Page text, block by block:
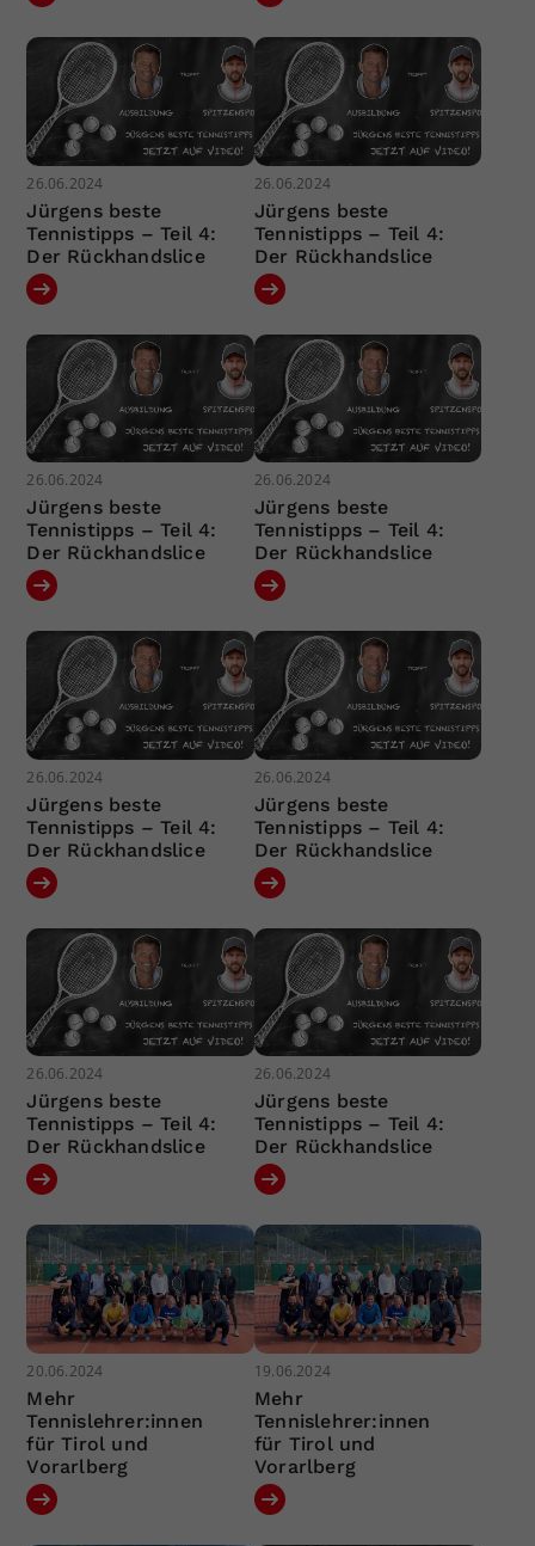
26.06.2024
Jürgens beste
Tennistipps – Teil 4:
Der Rückhandslice
26.06.2024
Jürgens beste
Tennistipps – Teil 4:
Der Rückhandslice
26.06.2024
Jürgens beste
Tennistipps – Teil 4:
Der Rückhandslice
26.06.2024
Jürgens beste
Tennistipps – Teil 4:
Der Rückhandslice
26.06.2024
Jürgens beste
Tennistipps – Teil 4:
Der Rückhandslice
26.06.2024
Jürgens beste
Tennistipps – Teil 4:
Der Rückhandslice
26.06.2024
Jürgens beste
Tennistipps – Teil 4:
Der Rückhandslice
26.06.2024
Jürgens beste
Tennistipps – Teil 4:
Der Rückhandslice
20.06.2024
Mehr
Tennislehrer:innen
für Tirol und
Vorarlberg
19.06.2024
Mehr
Tennislehrer:innen
für Tirol und
Vorarlberg